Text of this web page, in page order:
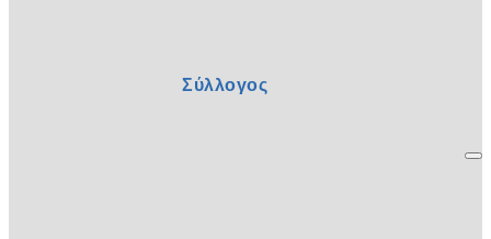
Σύλλογος